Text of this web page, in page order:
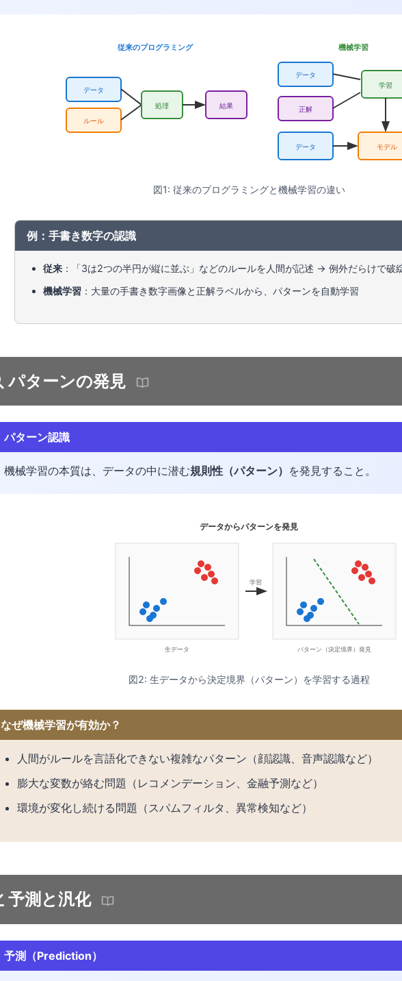
従来のプログラミング
データ
ルール
処理 結果
機械学習
データ
正解
学習
データ モデル
図1: 従来のプログラミングと機械学習の違い
例：手書き数字の認識
従来 ：「3は2つの半円が縦に並ぶ」などのルールを人間が記述 → 例外だらけで破
機械学習 ：大量の手書き数字画像と正解ラベルから、パターンを自動学習
パターンの発見
パターン認識
機械学習の本質は、データの中に潜む規則性（パターン） を発見すること。
データからパターンを発見
生データ
学習
パターン（決定境界）発見
図2: 生データから決定境界（パターン）を学習する過程
なぜ機械学習が有効か？
人間がルールを言語化できない複雑なパターン（顔認識、音声認識など）
膨大な変数が絡む問題（レコメンデーション、金融予測など）
環境が変化し続ける問題（スパムフィルタ、異常検知など）
予測と汎化
予測（Prediction）